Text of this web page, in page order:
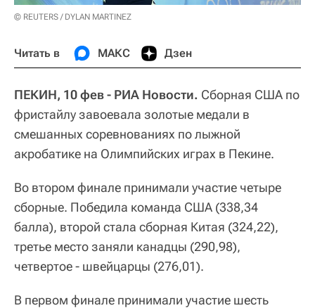
© REUTERS / DYLAN MARTINEZ
Читать в МАКС Дзен
ПЕКИН, 10 фев - РИА Новости. Сборная США по
фристайлу завоевала золотые медали в
смешанных соревнованиях по лыжной
акробатике на Олимпийских играх в Пекине.
Во втором финале принимали участие четыре
сборные. Победила команда США (338,34
балла), второй стала сборная Китая (324,22),
третье место заняли канадцы (290,98),
четвертое - швейцарцы (276,01).
В первом финале принимали участие шесть